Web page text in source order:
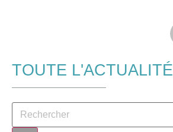
TOUTE L'ACTUALITÉ